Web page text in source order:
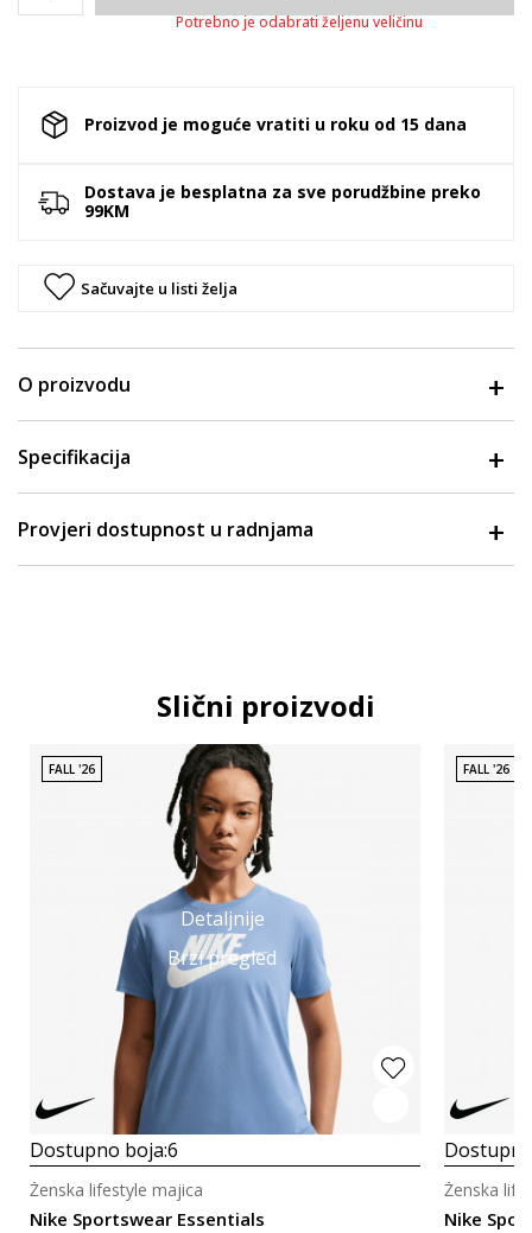
Potrebno je odabrati željenu veličinu
Proizvod je moguće vratiti u roku od 15 dana
Dostava je besplatna za sve porudžbine preko
99KM
Sačuvajte u listi želja
O proizvodu
Specifikacija
Provjeri dostupnost u radnjama
Slični proizvodi
Detaljnije
Brzi pregled
FALL '26
Dostupno boja:6
Nike Sportswear Essentials
Ženska lifestyle majica
FALL '26
Nike
Ženska